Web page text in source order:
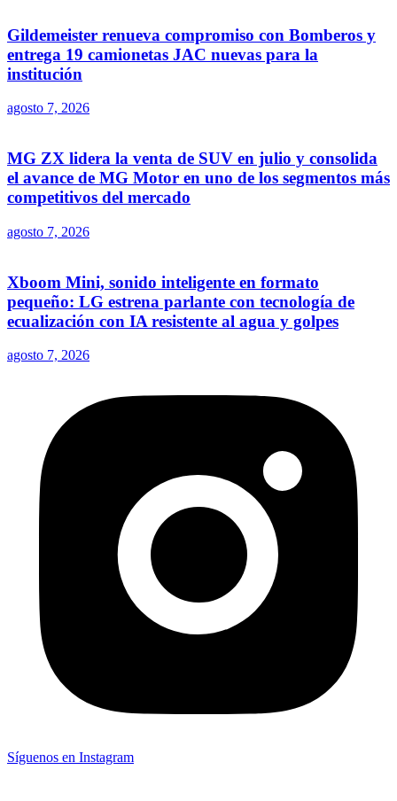
Gildemeister renueva compromiso con Bomberos y
entrega 19 camionetas JAC nuevas para la
institución
agosto 7, 2026
MG ZX lidera la venta de SUV en julio y consolida
el avance de MG Motor en uno de los segmentos más
competitivos del mercado
agosto 7, 2026
Xboom Mini, sonido inteligente en formato
pequeño: LG estrena parlante con tecnología de
ecualización con IA resistente al agua y golpes
agosto 7, 2026
Síguenos en Instagram